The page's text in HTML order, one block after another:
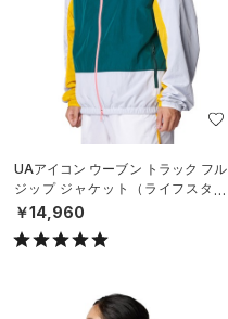
UAアイコン ウーブン トラック フル
ジップ ジャケット（ライフスタイ
ル/MEN）
￥14,960